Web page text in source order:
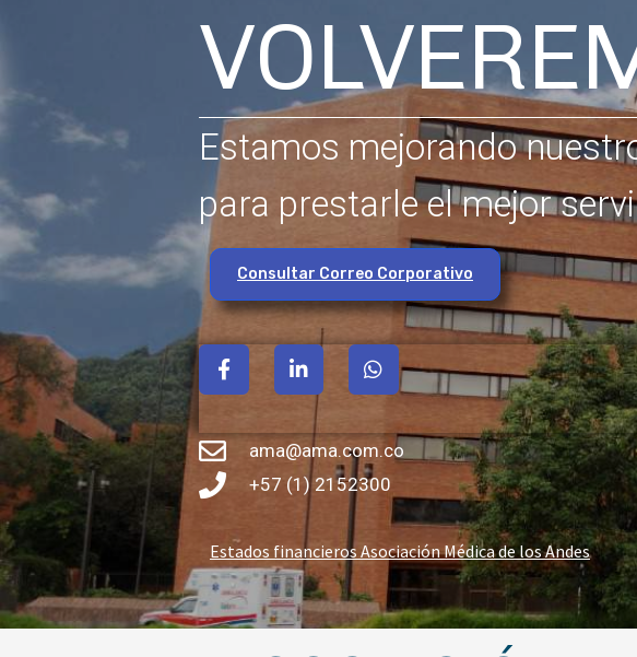
Estamos mejorando
para prestarle el mejor
Consultar Correo Corporativo
F
a
c
b
o
o
f
L
i
n
e
d
i
n
n
W
h
a
t
s
a
p
p
ama@ama.com.co
+57 (1) 2152300
Estados financieros Asociación Médica de los Andes